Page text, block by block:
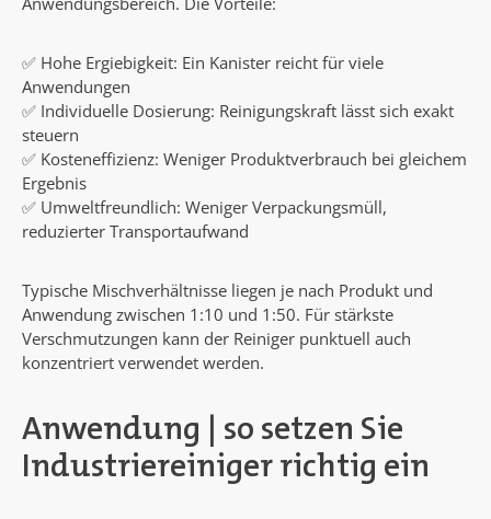
✅ Hohe Ergiebigkeit: Ein Kanister reicht für viele
Anwendungen
✅ Individuelle Dosierung: Reinigungskraft lässt sich exakt
steuern
✅ Kosteneffizienz: Weniger Produktverbrauch bei gleichem
Ergebnis
✅ Umweltfreundlich: Weniger Verpackungsmüll,
reduzierter Transportaufwand
Typische Mischverhältnisse liegen je nach Produkt und
Anwendung zwischen 1:10 und 1:50. Für stärkste
Verschmutzungen kann der Reiniger punktuell auch
konzentriert verwendet werden.
Anwendung | so setzen Sie
Industriereiniger richtig ein